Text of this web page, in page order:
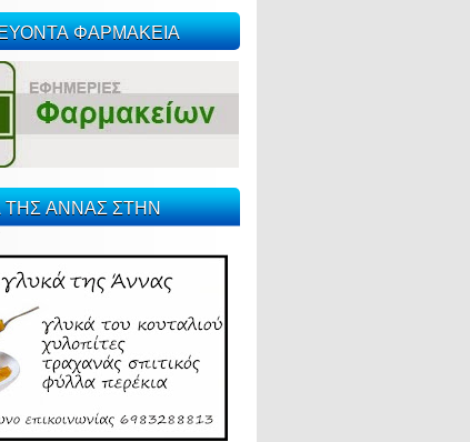
ΦΑΡΜΑΚΕΙΑ
ΤΗΣ ΑΝΝΑΣ ΣΤΗΝ